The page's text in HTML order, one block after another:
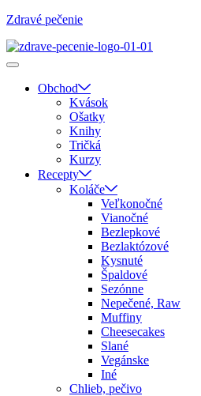
Zdravé pečenie
Obchod
Kvások
Ošatky
Knihy
Tričká
Kurzy
Recepty
Koláče
Veľkonočné
Vianočné
Bezlepkové
Bezlaktózové
Kysnuté
Špaldové
Sezónne
Nepečené, Raw
Muffiny
Cheesecakes
Slané
Vegánske
Iné
Chlieb, pečivo